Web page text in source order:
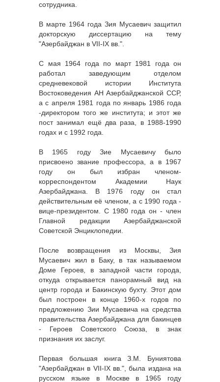
сотрудника.
В марте 1964 года Зия Мусаевич защитил
докторскую диссертацию на тему
"Азербайджан в VII-IX вв.".
С мая 1964 года по март 1981 года он
работал заведующим отделом
средневековой истории Института
Востоковедения АН Азербайджанской ССР,
а с апреля 1981 года по январь 1986 года
-директором того же института; и этот же
пост занимал ещё два раза, в 1988-1990
годах и с 1992 года.
В 1965 году Зие Мусаевичу было
присвоено звание профессора, а в 1967
году он был избран членом-
корреспондентом Академии Наук
Азербайджана. В 1976 году он стал
действительным её членом, а с 1990 года -
вице-президентом. С 1980 года он - член
Главной редакции Азербайджанской
Советской Энциклопедии.
После возвращения из Москвы, Зия
Мусаевич жил в Баку, в так называемом
Доме Героев, в западной части города,
откуда открывается панорамный вид на
центр города и Бакинскую бухту. Этот дом
был построен в конце 1960-х годов по
предложению Зии Мусаевича на средства
правительства Азербайджана для бакинцев
- Героев Советского Союза, в знак
признания их заслуг.
Первая большая книга З.М. Буниятова
"Азербайджан в VII-IX вв.", была издана на
русском языке в Москве в 1965 году